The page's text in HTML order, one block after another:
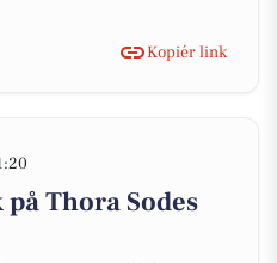
Kopiér link
Thora Sodes